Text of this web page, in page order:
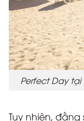
Perfect Day
Tuy nhiên,